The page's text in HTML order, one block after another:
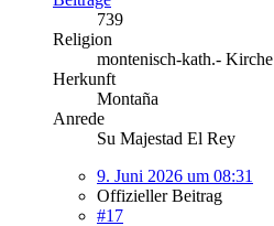
739
Religion
montenisch-kath.- Kirche
Herkunft
Montaña
Anrede
Su Majestad El Rey
9. Juni 2026 um 08:31
Offizieller Beitrag
#17